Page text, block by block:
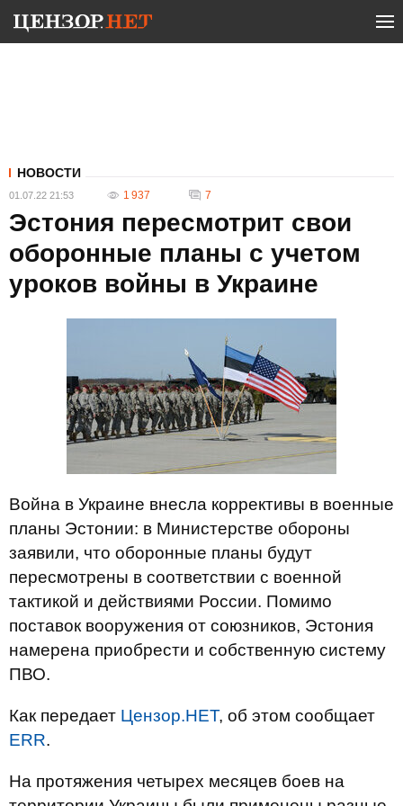
НОВОСТИ
01.07.22 21:53 1 937 7
Эстония пересмотрит свои
оборонные планы с учетом
уроков войны в Украине
Война в Украине внесла коррективы в военные
планы Эстонии: в Министерстве обороны
заявили, что оборонные планы будут
пересмотрены в соответствии с военной
тактикой и действиями России. Помимо
поставок вооружения от союзников, Эстония
намерена приобрести и собственную систему
ПВО.
Как передает Цензор.НЕТ, об этом сообщает
ERR.
На протяжения четырех месяцев боев на